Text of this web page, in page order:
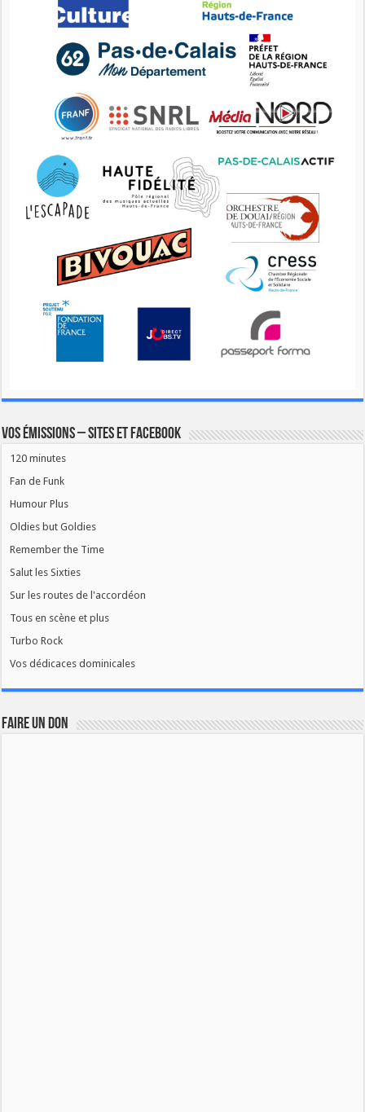
Vos émissions – Sites et Facebook
120 minutes
Fan de Funk
Humour Plus
Oldies but Goldies
Remember the Time
Salut les Sixties
Sur les routes de l'accordéon
Tous en scène et plus
Turbo Rock
Vos dédicaces dominicales
FAIRE UN DON